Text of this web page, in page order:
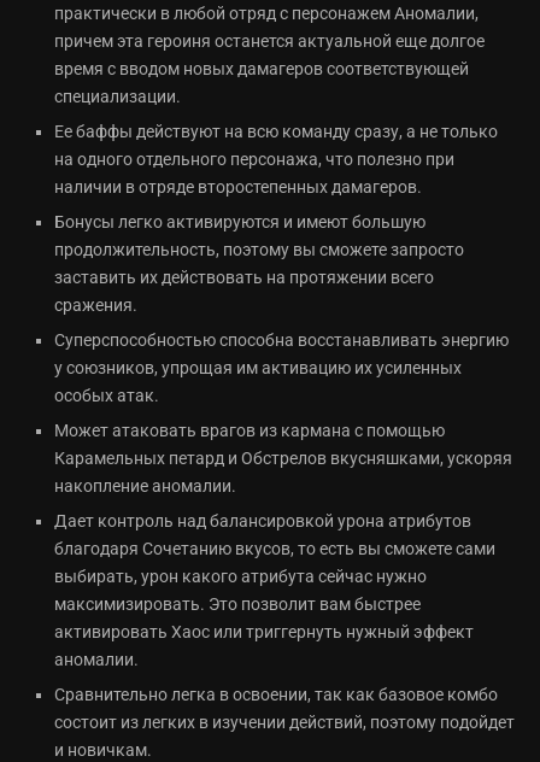
практически в любой отряд с персонажем Аномалии,
причем эта героиня останется актуальной еще долгое
время с вводом новых дамагеров соответствующей
специализации.
Ее баффы действуют на всю команду сразу, а не только
на одного отдельного персонажа, что полезно при
наличии в отряде второстепенных дамагеров.
Бонусы легко активируются и имеют большую
продолжительность, поэтому вы сможете запросто
заставить их действовать на протяжении всего
сражения.
Суперспособностью способна восстанавливать энергию
у союзников, упрощая им активацию их усиленных
особых атак.
Может атаковать врагов из кармана с помощью
Карамельных петард и Обстрелов вкусняшками, ускоряя
накопление аномалии.
Дает контроль над балансировкой урона атрибутов
благодаря Сочетанию вкусов, то есть вы сможете сами
выбирать, урон какого атрибута сейчас нужно
максимизировать. Это позволит вам быстрее
активировать Хаос или триггернуть нужный эффект
аномалии.
Сравнительно легка в освоении, так как базовое комбо
состоит из легких в изучении действий, поэтому подойдет
и новичкам.